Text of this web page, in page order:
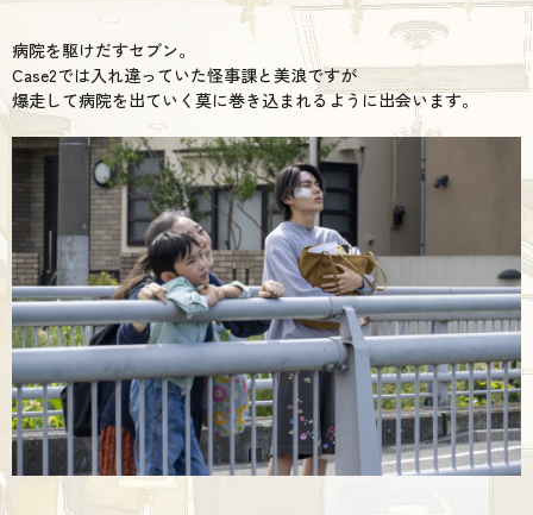
病院を駆けだすセブン。
Case2では入れ違っていた怪事課と美浪ですが
爆走して病院を出ていく莫に巻き込まれるように出会います。